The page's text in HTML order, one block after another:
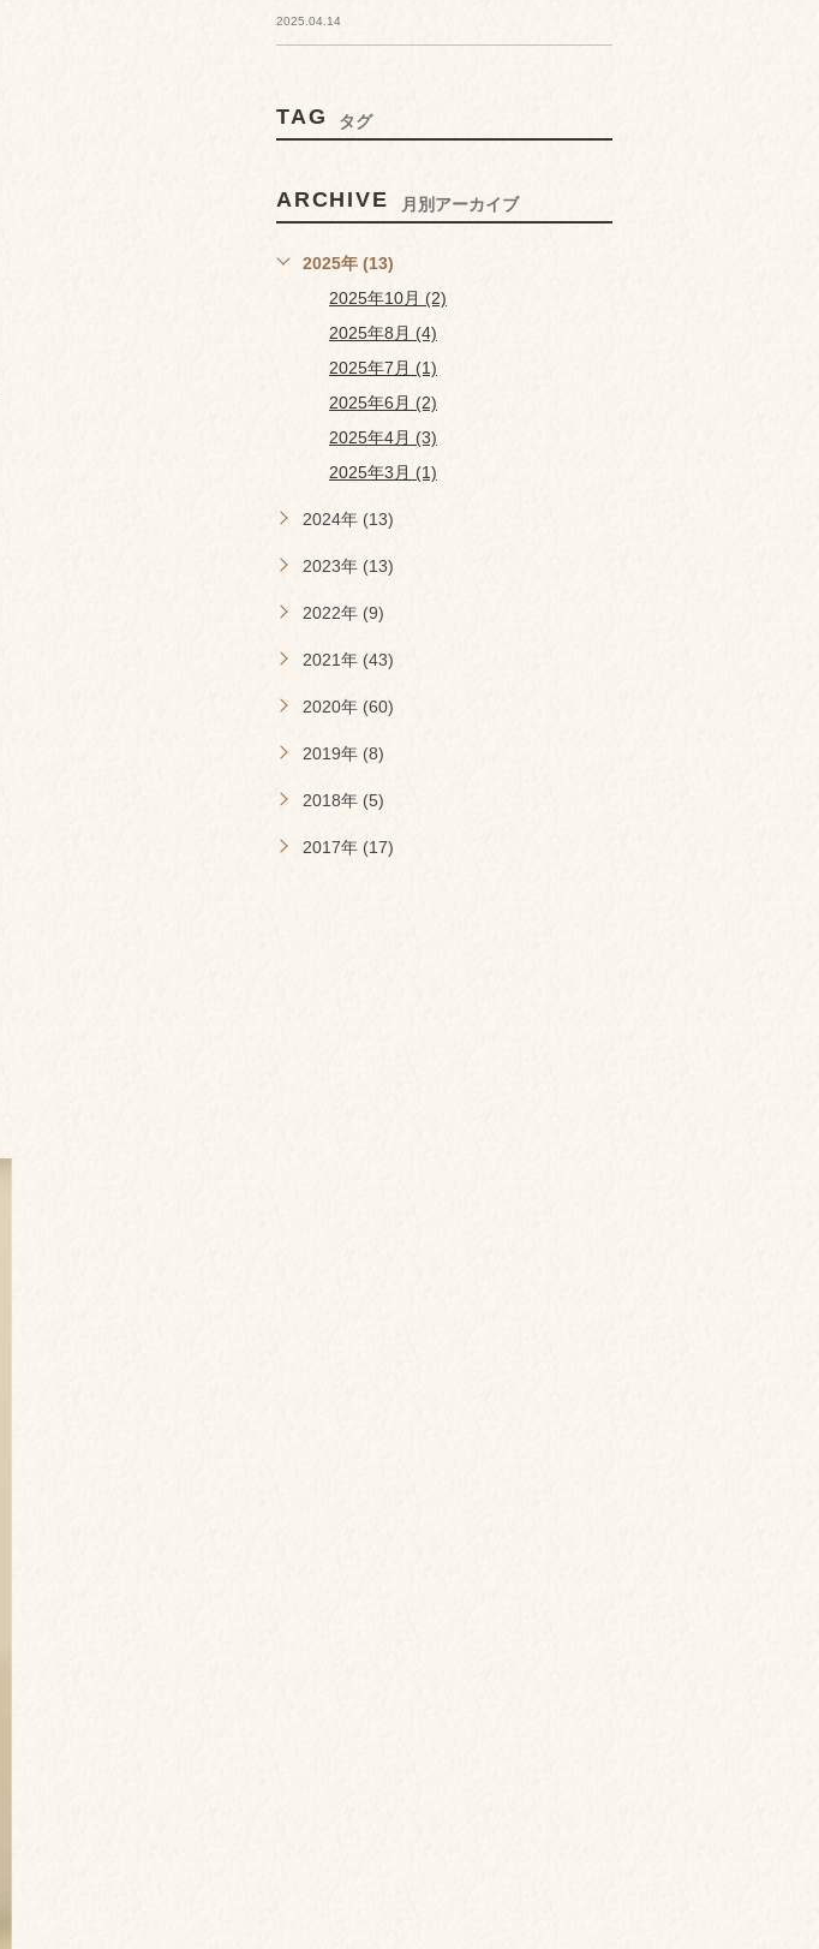
2025.04.14
TAG タグ
ARCHIVE 月別アーカイブ
2025年 (13)
2025年10月 (2)
2025年8月 (4)
2025年7月 (1)
2025年6月 (2)
2025年4月 (3)
2025年3月 (1)
2024年 (13)
2023年 (13)
2022年 (9)
2021年 (43)
2020年 (60)
2019年 (8)
2018年 (5)
2017年 (17)